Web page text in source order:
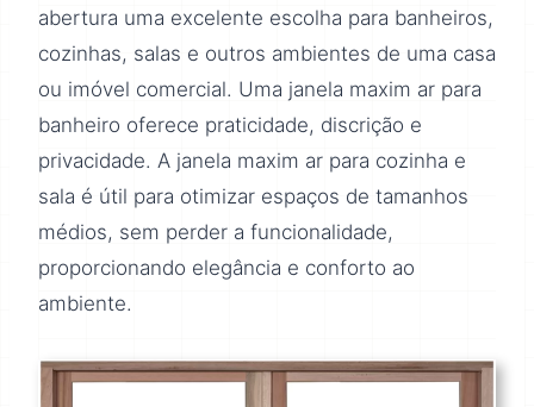
abertura uma excelente escolha para banheiros,
cozinhas, salas e outros ambientes de uma casa
ou imóvel comercial. Uma janela maxim ar para
banheiro oferece praticidade, discrição e
privacidade. A janela maxim ar para cozinha e
sala é útil para otimizar espaços de tamanhos
médios, sem perder a funcionalidade,
proporcionando elegância e conforto ao
ambiente.